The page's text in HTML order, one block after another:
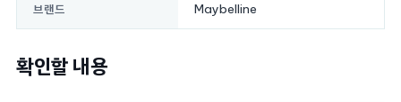
브랜드 Maybelline
확인할 내용